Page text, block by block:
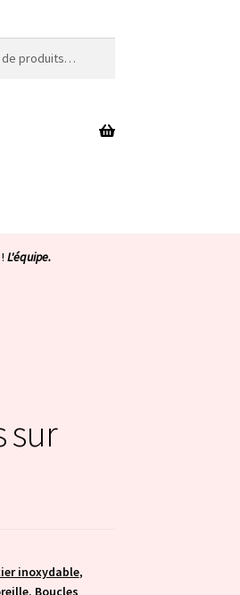
L'équipe.
sur
inoxydable,
, Boucles